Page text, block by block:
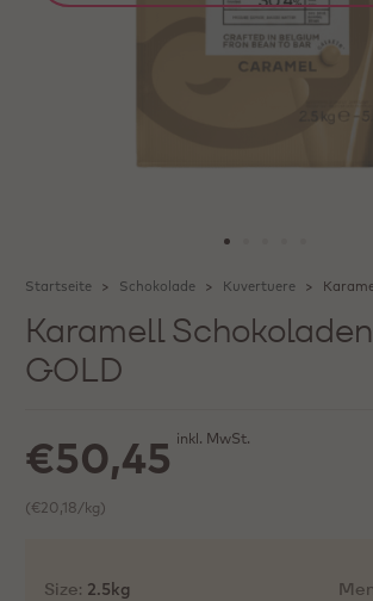
Startseite Schokolade Kuvertuere
Karamell
GOLD
€50,45 inkl. MwSt.
(€20,18/kg)
Size: 2.5kg